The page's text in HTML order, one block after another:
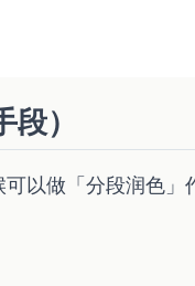
）
以做「分段润色」